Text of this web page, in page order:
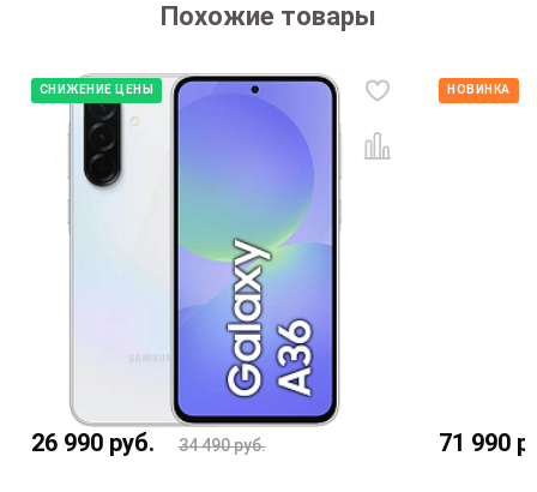
Похожие товары
СНИЖЕНИЕ ЦЕНЫ
26 990 руб. 34 490руб.
НОВИНКА
71 990